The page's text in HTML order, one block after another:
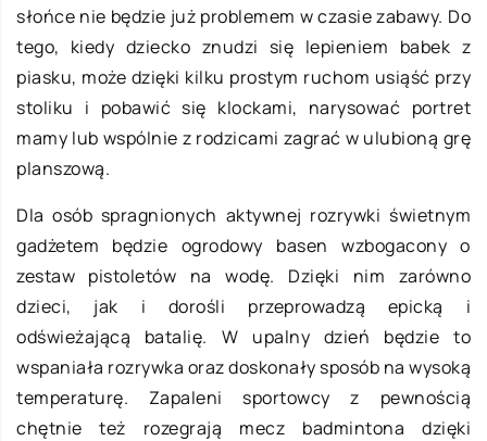
słońce nie będzie już problemem w czasie zabawy. Do
tego, kiedy dziecko znudzi się lepieniem babek z
piasku, może dzięki kilku prostym ruchom usiąść przy
stoliku i pobawić się klockami, narysować portret
mamy lub wspólnie z rodzicami zagrać w ulubioną grę
planszową.
Dla osób spragnionych aktywnej rozrywki świetnym
gadżetem będzie ogrodowy basen wzbogacony o
zestaw pistoletów na wodę. Dzięki nim zarówno
dzieci, jak i dorośli przeprowadzą epicką i
odświeżającą batalię. W upalny dzień będzie to
wspaniała rozrywka oraz doskonały sposób na wysoką
temperaturę. Zapaleni sportowcy z pewnością
chętnie też rozegrają mecz badmintona dzięki